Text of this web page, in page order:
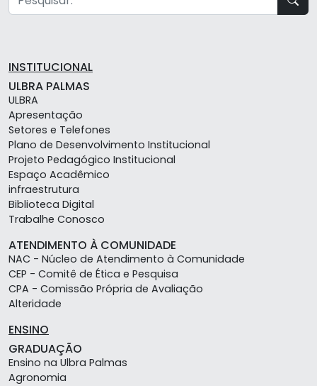
INSTITUCIONAL
ULBRA PALMAS
ULBRA
Apresentação
Setores e Telefones
Plano de Desenvolvimento Institucional
Projeto Pedagógico Institucional
Espaço Acadêmico
infraestrutura
Biblioteca Digital
Trabalhe Conosco
ATENDIMENTO À COMUNIDADE
NAC - Núcleo de Atendimento à Comunidade
CEP - Comitê de Ética e Pesquisa
CPA - Comissão Própria de Avaliação
Alteridade
ENSINO
GRADUAÇÃO
Ensino na Ulbra Palmas
Agronomia